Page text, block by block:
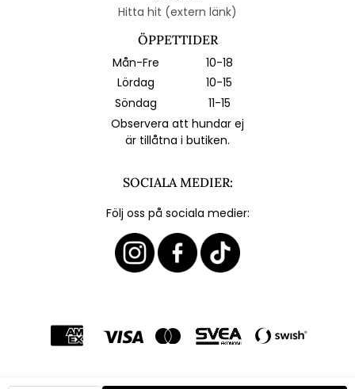
Hitta hit (extern länk)
ÖPPETTIDER
Mån-Fre
10-18
Lördag
10-15
Söndag
11-15
Observera att hundar ej
är tillåtna i butiken.
SOCIALA MEDIER:
Följ oss på sociala medier: